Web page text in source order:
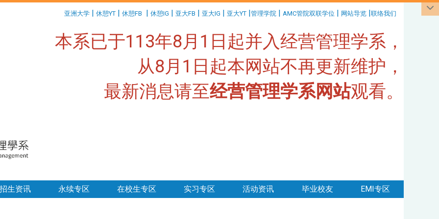
亚洲大学 | 休憩YT | 休憩FB | 休憩IG | 亚大FB | 亚大IG | 亚大YT |管理学院 | AMC管院双联学位 | 网站导览 |联络我们
本系已于113年8月1日起并入经营管理学系，
从8月1日起本网站不再更新维护，
最新消息请至经营管理学系网站观看。
生资讯 永续专区 在校生专区 实习专区 活动资讯 毕业校友 EMI专区